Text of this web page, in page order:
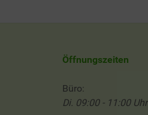
Öffnungszeiten
Büro:
Di. 09:00 - 11:00 Uhr